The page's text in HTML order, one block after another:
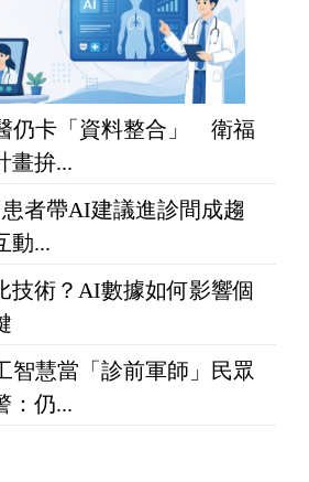
仍卡「資料整合」 衛福
畫拚...
者帶AI建議進診間成趨
動...
技術？AI數據如何影響個
智慧當「診前軍師」民眾
仍...